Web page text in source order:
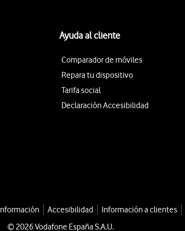
Ayuda al cliente
Comparador de móviles
Repara tu dispositivo
Tarifa social
Declaración Accesibilidad
Accesibilidad Información a clientes
© 2026 Vodafone España S.A.U.